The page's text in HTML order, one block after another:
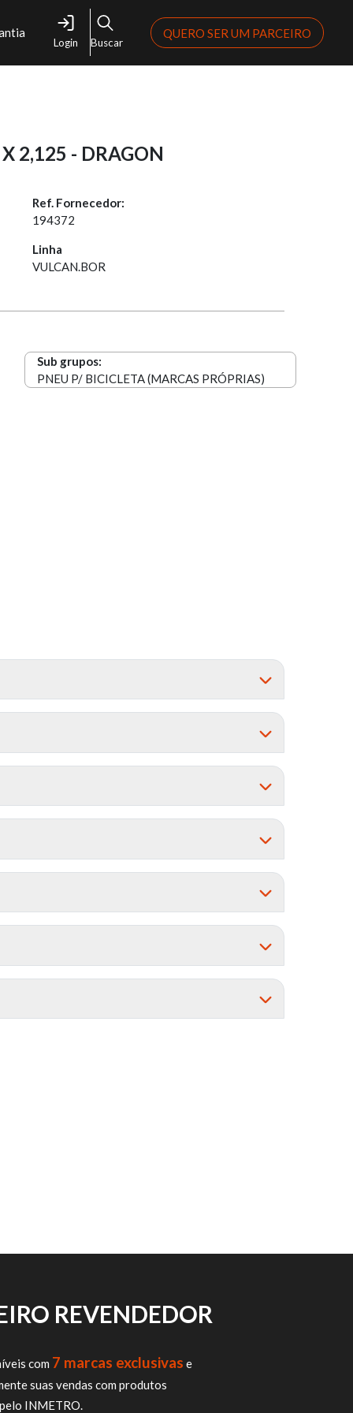
Login Buscar
QUERO SER UM PARCEIRO
2,125 - DRAGON
Ref. Fornecedor:
194372
Linha
VULCAN.BOR
Sub grupos:
PNEU P/ BICICLETA (MARCAS PRÓPRIAS)
REVENDEDOR
com 7 marcas exclusivas e
suas vendas com produtos
INMETRO.